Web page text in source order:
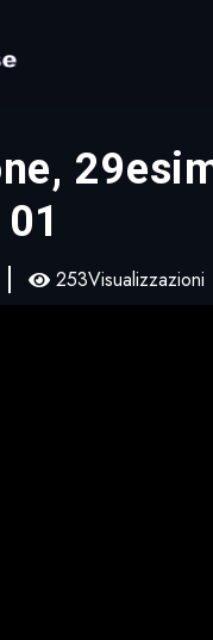
253Visualizzazioni